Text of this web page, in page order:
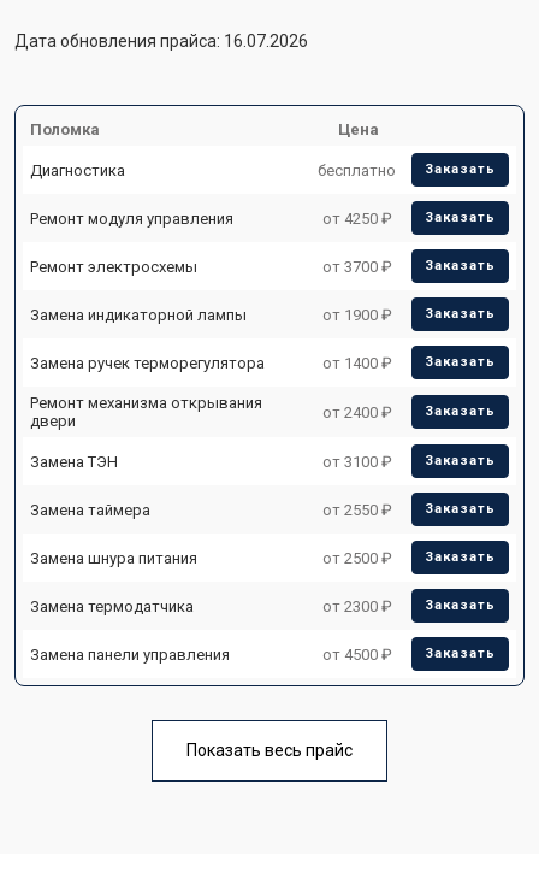
Дата обновления прайса: 16.07.2026
Поломка Цена
Диагностика бесплатно Заказать
Ремонт модуля управления от 4250 ₽ Заказать
Ремонт электросхемы от 3700 ₽ Заказать
Замена индикаторной лампы от 1900 ₽ Заказать
Замена ручек терморегулятора от 1400 ₽ Заказать
Ремонт механизма открывания
двери
от 2400 ₽ Заказать
Замена ТЭН от 3100 ₽ Заказать
Замена таймера от 2550 ₽ Заказать
Замена шнура питания от 2500 ₽ Заказать
Замена термодатчика от 2300 ₽ Заказать
Замена панели управления от 4500 ₽ Заказать
Показать весь прайс